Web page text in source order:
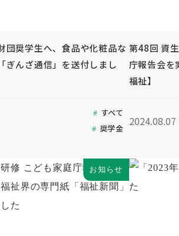
団奨学生へ、食品や化粧品な
ぎんざ通信」を送付しまし
すべて
奨学金
第48回 資
庁報告会を
福祉】
2024.08.07
お知らせ